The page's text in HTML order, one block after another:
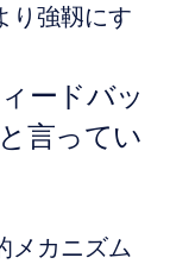
り強靱にす
ードバッ
言ってい
メカニズム